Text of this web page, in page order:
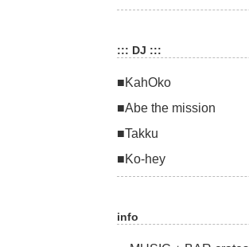
::: DJ :::
■KahOko
■Abe the mission
■Takku
■Ko-hey
info